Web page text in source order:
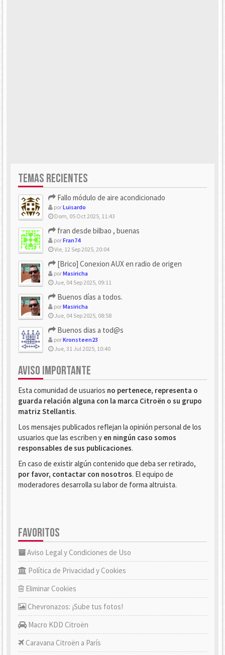
TEMAS RECIENTES
Fallo módulo de aire acondicionado
porLuisardo
Dom, 05 Oct 2025, 11:43
fran desde bilbao , buenas
porFran74
Vie, 12 Sep 2025, 20:04
[Brico] Conexion AUX en radio de origen
porMasiricha
Jue, 04 Sep 2025, 09:11
Buenos días a todos.
porMasiricha
Jue, 04 Sep 2025, 08:58
Buenos dias a tod@s
porKronsteen23
Jue, 31 Jul 2025, 10:40
AVISO IMPORTANTE
Esta comunidad de usuarios no pertenece, representa o
guarda relación alguna con la marca Citroën o su grupo
matriz Stellantis.
Los mensajes publicados reflejan la opinión personal de los
usuarios que las escriben y en ningún caso somos
responsables de sus publicaciones.
En caso de existir algún contenido que deba ser retirado,
por favor, contactar con nosotros. El equipo de
moderadores desarrolla su labor de forma altruista.
FAVORITOS
Aviso Legal y Condiciones de Uso
Política de Privacidad y Cookies
Eliminar Cookies
Chevronazos: ¡Sube tus fotos!
Macro KDD Citroën
Caravana Citroën a París